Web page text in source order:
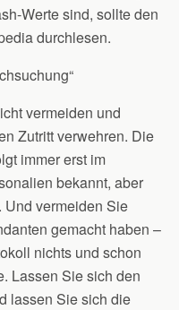
Werte sind, sollte den
durchlesen.
vermeiden und
Zutritt verwehren. Die
immer erst im
bekannt, aber
vermeiden Sie
gemacht haben –
nichts und schon
Lassen Sie sich den
lassen Sie sich die